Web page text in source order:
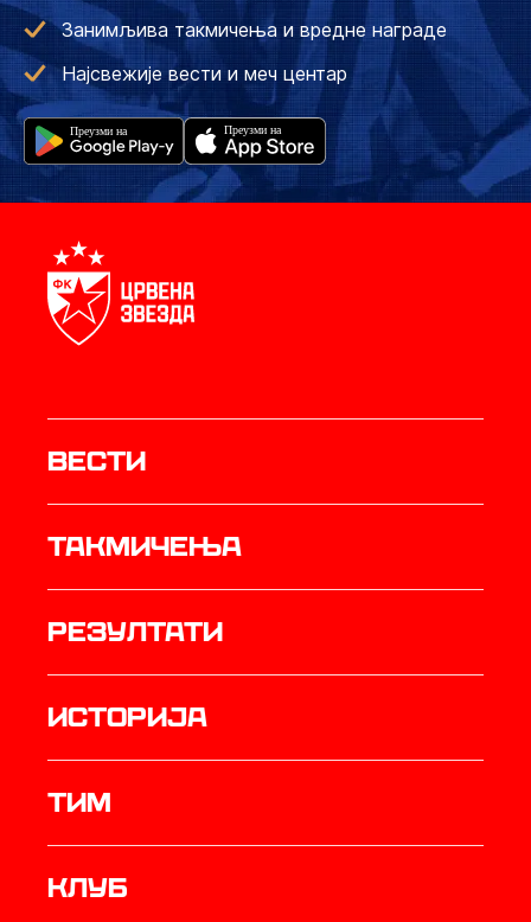
Занимљива такмичења и вредне награде
Најсвежије вести и меч центар
Вести
Такмичења
резултати
историја
ТИМ
Клуб